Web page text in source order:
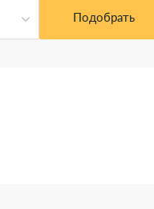
Подобрать